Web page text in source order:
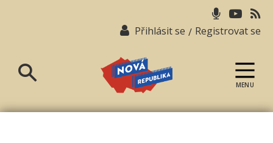
Přihlásit se / Registrovat se
republika
MENU